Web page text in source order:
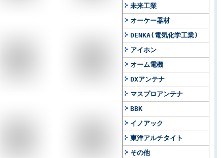
未来工業
オーケー器材
DENKA(電気化学工業)
アイホン
オーム電機
DXアンテナ
マスプロアンテナ
BBK
イノアック
東洋アルチタイト
その他